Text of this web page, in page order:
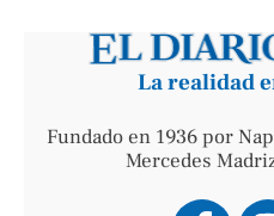
La realidad
Fundado en 1936 por
Mercedes